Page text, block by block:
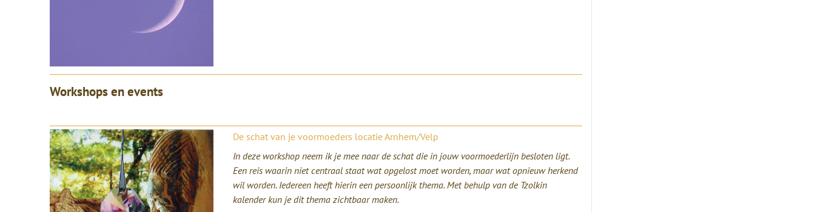
Workshops en events
De schat van je voormoeders locatie Arnhem/Velp
In deze workshop neem ik je mee naar de schat die in jouw voormoederlijn besloten ligt.
Een reis waarin niet centraal staat wat opgelost moet worden, maar wat opnieuw herkend
wil worden. Iedereen heeft hierin een persoonlijk thema. Met behulp van de Tzolkin
kalender kun je dit thema zichtbaar maken.